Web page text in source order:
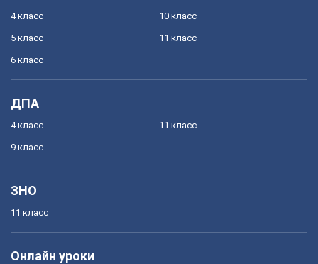
4 класс
5 класс
6 класс
10 класс
11 класс
ДПА
4 класс
9 класс
11 класс
ЗНО
11 класс
Онлайн уроки